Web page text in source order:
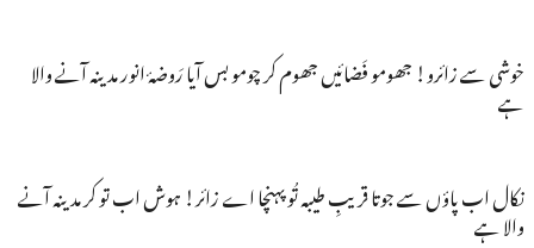
خوشی سے زائرو! جھومو فَضائیں جھوم کر چومو بس آیا رَوضۂ انور مدینہ آنے والا
ہے
نکال اب پاؤں سے جوتا قریبِ طیبہ تُو پہنچا اے زائر! ہوش اب تو کر مدینہ آنے
والا ہے